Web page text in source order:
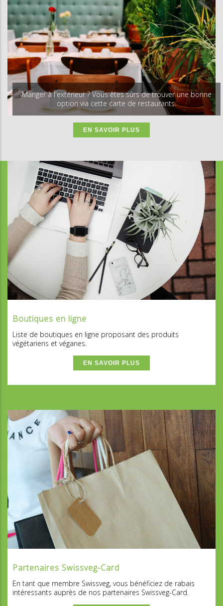
Manger à l'extérieur ? Vous êtes sûrs de trouver une bonne
option via cette carte de restaurants.
EN SAVOIR PLUS
Boutiques en ligne
Liste de boutiques en ligne proposant des produits
végétariens et véganes.
EN SAVOIR PLUS
Partenaires Swissveg-Card
En tant que membre Swissveg, vous bénéficiez de rabais
intéressants auprès de nos partenaires Swissveg-Card.